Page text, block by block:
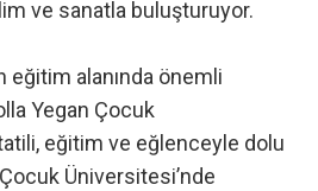
ve sanatla buluşturuyor.
eğitim alanında önemli
Yegan Çocuk
eğitim ve eğlenceyle dolu
Üniversitesi’nde